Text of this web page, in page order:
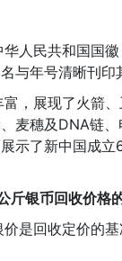
人民共和国国徽
与年号清晰刊印
展现了火箭、
麦穗及DNA链
示了新中国成
斤银币回收价格
是回收定价的基